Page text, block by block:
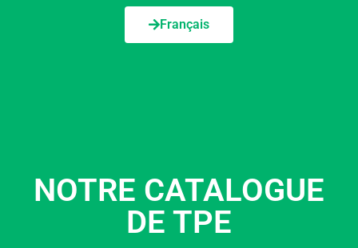
Français
NOTRE CATALOGUE
DE TPE